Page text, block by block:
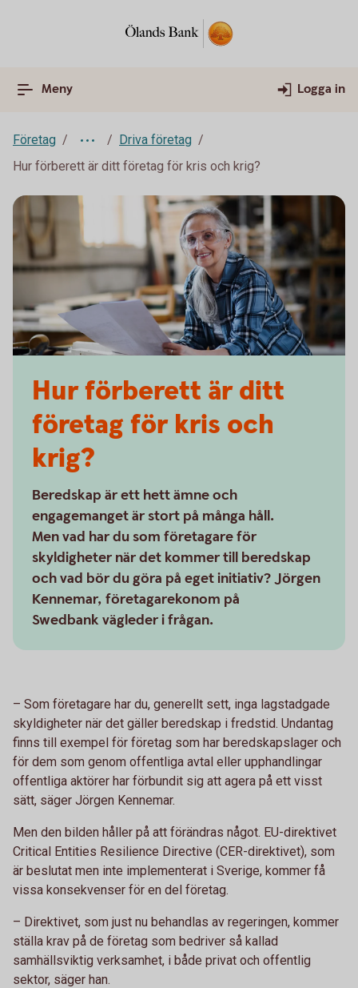
Meny Logga in
Företag
Driva företag
Hur förberett är ditt företag för kris och krig?
Hur förberett är ditt
företag för kris och
krig?
Beredskap är ett hett ämne och
engagemanget är stort på många håll.
Men vad har du som företagare för
skyldigheter när det kommer till beredskap
och vad bör du göra på eget initiativ? Jörgen
Kennemar, företagarekonom på
Swedbank vägleder i frågan.
– Som företagare har du, generellt sett, inga lagstadgade
skyldigheter när det gäller beredskap i fredstid. Undantag
finns till exempel för företag som har beredskapslager och
för dem som genom offentliga avtal eller upphandlingar
offentliga aktörer har förbundit sig att agera på ett visst
sätt, säger Jörgen Kennemar.
Men den bilden håller på att förändras något. EU-direktivet
Critical Entities Resilience Directive (CER-direktivet), som
är beslutat men inte implementerat i Sverige, kommer få
vissa konsekvenser för en del företag.
– Direktivet, som just nu behandlas av regeringen, kommer
ställa krav på de företag som bedriver så kallad
samhällsviktig verksamhet, i både privat och offentlig
sektor, säger han.